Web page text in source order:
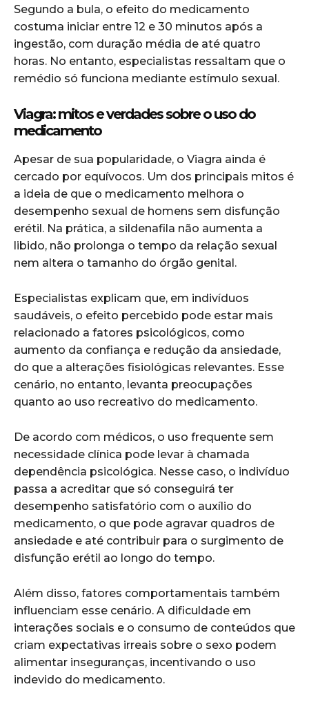
Segundo a bula, o efeito do medicamento
costuma iniciar entre 12 e 30 minutos após a
ingestão, com duração média de até quatro
horas. No entanto, especialistas ressaltam que o
remédio só funciona mediante estímulo sexual.
Viagra: mitos e verdades sobre o uso do
medicamento
Apesar de sua popularidade, o Viagra ainda é
cercado por equívocos. Um dos principais mitos é
a ideia de que o medicamento melhora o
desempenho sexual de homens sem disfunção
erétil. Na prática, a sildenafila não aumenta a
libido, não prolonga o tempo da relação sexual
nem altera o tamanho do órgão genital.
Especialistas explicam que, em indivíduos
saudáveis, o efeito percebido pode estar mais
relacionado a fatores psicológicos, como
aumento da confiança e redução da ansiedade,
do que a alterações fisiológicas relevantes. Esse
cenário, no entanto, levanta preocupações
quanto ao uso recreativo do medicamento.
De acordo com médicos, o uso frequente sem
necessidade clínica pode levar à chamada
dependência psicológica. Nesse caso, o indivíduo
passa a acreditar que só conseguirá ter
desempenho satisfatório com o auxílio do
medicamento, o que pode agravar quadros de
ansiedade e até contribuir para o surgimento de
disfunção erétil ao longo do tempo.
Além disso, fatores comportamentais também
influenciam esse cenário. A dificuldade em
interações sociais e o consumo de conteúdos que
criam expectativas irreais sobre o sexo podem
alimentar inseguranças, incentivando o uso
indevido do medicamento.